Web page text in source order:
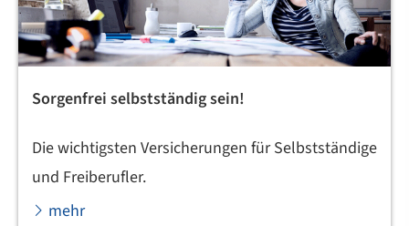
Sorgenfrei selbstständig sein!
Die wichtigsten Versicherungen für Selbstständige
und Freiberufler.
mehr